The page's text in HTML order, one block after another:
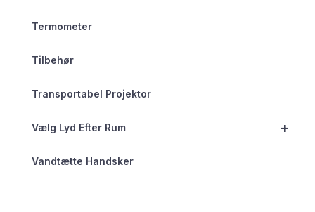
Termometer
Tilbehør
Transportabel Projektor
+
Vælg Lyd Efter Rum
Vandtætte Handsker